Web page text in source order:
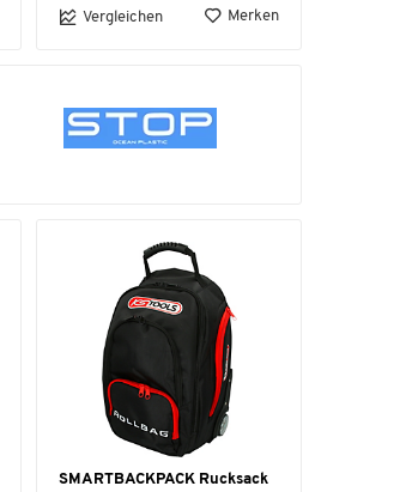
Vergleichen Merken
SMARTBACKPACK Rucksack